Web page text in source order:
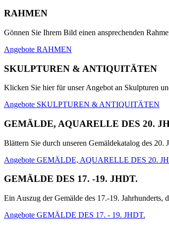
RAHMEN
Gönnen Sie Ihrem Bild einen ansprechenden
Angebote RAHMEN
SKULPTUREN & ANTIQUITÄTEN
Klicken Sie hier für unser Angebot an Skulpturen
Angebote SKULPTUREN & ANTIQUITÄTEN
GEMÄLDE, AQUARELLE DES 20.
Blättern Sie durch unseren Gemäldekatalog des 20.
Angebote GEMÄLDE, AQUARELLE DES 20.
GEMÄLDE DES 17. -19. JHDT.
Ein Auszug der Gemälde des 17.-19. Jahrhunderts,
Angebote GEMÄLDE DES 17. - 19. JHDT.